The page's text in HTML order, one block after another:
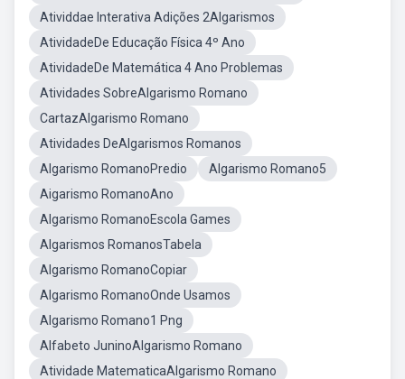
Atividdae Interativa Adições 2Algarismos
AtividadeDe Educação Física 4º Ano
AtividadeDe Matemática 4 Ano Problemas
Atividades SobreAlgarismo Romano
CartazAlgarismo Romano
Atividades DeAlgarismos Romanos
Algarismo RomanoPredio
Algarismo Romano5
Aigarismo RomanoAno
Algarismo RomanoEscola Games
Algarismos RomanosTabela
Algarismo RomanoCopiar
Algarismo RomanoOnde Usamos
Algarismo Romano1 Png
Alfabeto JuninoAlgarismo Romano
Atividade MatematicaAlgarismo Romano